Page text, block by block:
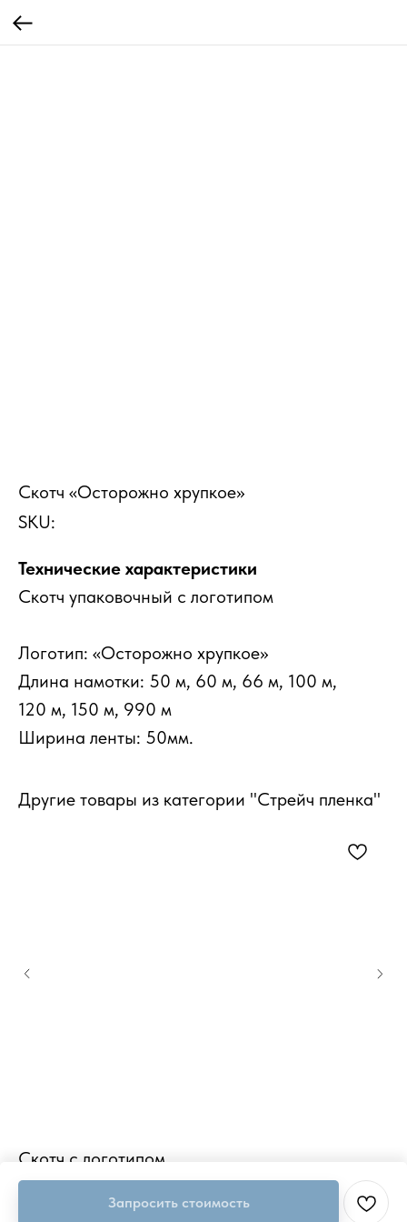
Скотч «Осторожно хрупкое»
SKU:
Запросить стоимость
Технические характеристики
Скотч упаковочный с логотипом
Логотип: «Осторожно хрупкое»
Длина намотки: 50 м, 60 м, 66 м, 100 м,
120 м, 150 м, 990 м
Ширина ленты: 50мм.
Другие товары из категории "Стрейч пленка"
Скотч с логотипом